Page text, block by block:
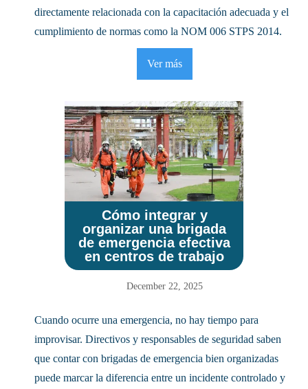
directamente relacionada con la capacitación adecuada y el
cumplimiento de normas como la NOM 006 STPS 2014.
Ver más
Cómo integrar y
organizar una brigada
de emergencia efectiva
en centros de trabajo
December 22, 2025
Cuando ocurre una emergencia, no hay tiempo para
improvisar. Directivos y responsables de seguridad saben
que contar con brigadas de emergencia bien organizadas
puede marcar la diferencia entre un incidente controlado y